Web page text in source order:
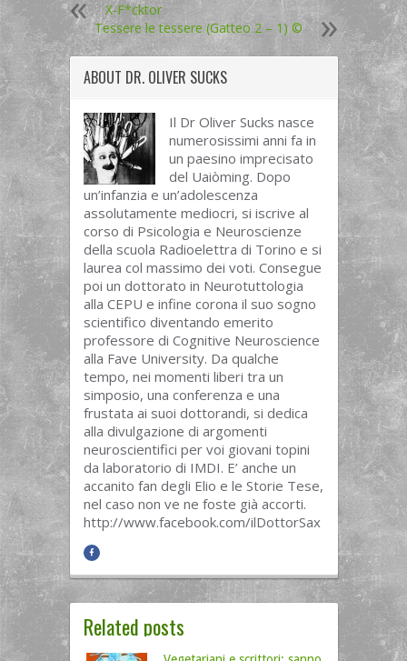
X-F*cktor
Tessere le tessere (Gatteo 2 – 1) ©
ABOUT DR. OLIVER SUCKS
Il Dr Oliver Sucks nasce
numerosissimi anni fa in
un paesino imprecisato
del Uaiòming. Dopo
un’infanzia e un’adolescenza
assolutamente mediocri, si iscrive al
corso di Psicologia e Neuroscienze
della scuola Radioelettra di Torino e si
laurea col massimo dei voti. Consegue
poi un dottorato in Neurotuttologia
alla CEPU e infine corona il suo sogno
scientifico diventando emerito
professore di Cognitive Neuroscience
alla Fave University. Da qualche
tempo, nei momenti liberi tra un
simposio, una conferenza e una
frustata ai suoi dottorandi, si dedica
alla divulgazione di argomenti
neuroscientifici per voi giovani topini
da laboratorio di IMDI. E’ anche un
accanito fan degli Elio e le Storie Tese,
nel caso non ve ne foste già accorti.
http://www.facebook.com/ilDottorSax
Related posts